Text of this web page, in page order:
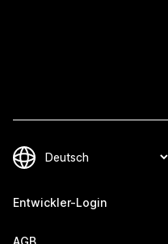
Entwickler-Login